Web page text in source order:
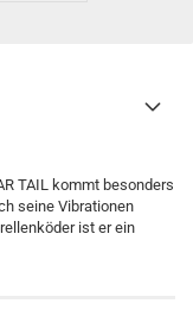
TAIL kommt besonders
seine Vibrationen
ist er ein